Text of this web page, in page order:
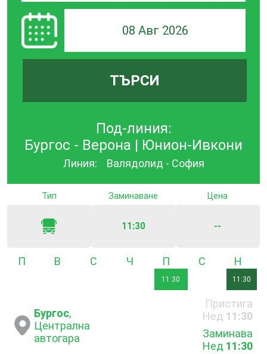
08 Авг 2026
ТЪРСИ
Под-линия:
Бургос - Верона | Юнион-Ивкони
Линия: Валядолид - София
Тип Заминаване
11:30
Цена
--
ПонеделникВторник Четвъртък
11:30
Събота
11:30
Бургос,
Централна
автогара
Пристига
Нед 11:30
Заминава
Нед 11:30